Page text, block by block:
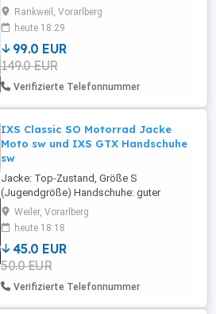
habe! Nur 3x getragen! Neupreis 300 Euro
Größe 32 D30 lt. Foto oben Herrengröße
48 50
Rankweil, Vorarlberg
heute 18:29
99.0 EUR
149.0 EUR
Verifizierte Telefonnummer
IXS Classic SO Motorrad Jacke
Moto sw und IXS GTX Handschuhe
sw
Jacke: Top-Zustand, Größe S
(Jugendgröße) Handschuhe: guter
Zustand, Größe M Privatverkauf: Kleidung
gebraucht, ohne Garantie, bzw.
Gewährleistung und ohne Rücknahme
Verkauf nur gegen Abholung in 6837
Weiler Beschreibung lt. Internet: -
Obermaterial wasserdicht und
atmungsaktiv, Nähte nicht verschweißt -
Elastisches ...
Weiler, Vorarlberg
heute 18:18
45.0 EUR
50.0 EUR
Verifizierte Telefonnummer